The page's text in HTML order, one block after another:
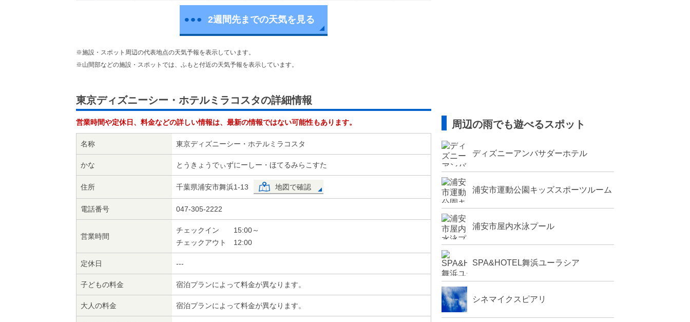
2週間先までの天気を見る
※施設・スポット周辺の代表地点の天気予報を表示しています。
※山間部などの施設・スポットでは、ふもと付近の天気予報を表示しています。
東京ディズニーシー・ホテルミラコスタの詳細情報
営業時間や定休日、料金などの詳しい情報は、最新の情報ではない可能性もあります。
名称 東京ディズニーシー・ホテルミラコスタ
かな とうきょうでぃずにーしー・ほてるみらこすた
住所 千葉県浦安市舞浜1-13 地図で確認
電話番号 047-305-2222
営業時間
チェックイン 15:00～
チェックアウト 12:00
定休日 ---
子どもの料金 宿泊プランによって料金が異なります。
大人の料金 宿泊プランによって料金が異なります。
周辺の雨でも遊べるスポット
ディズニーアンバサダーホテル
浦安市運動公園キッズスポーツルーム
浦安市屋内水泳プール
SPA&HOTEL舞浜ユーラシア
シネマイクスピアリ